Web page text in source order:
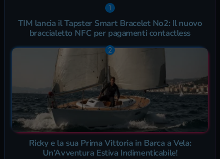
TIM lancia il Tapster Smart Bracelet No2: Il nuovo
braccialetto NFC per pagamenti contactless
Ricky e la sua Prima Vittoria in Barca a Vela:
Un’Avventura Estiva Indimenticabile!